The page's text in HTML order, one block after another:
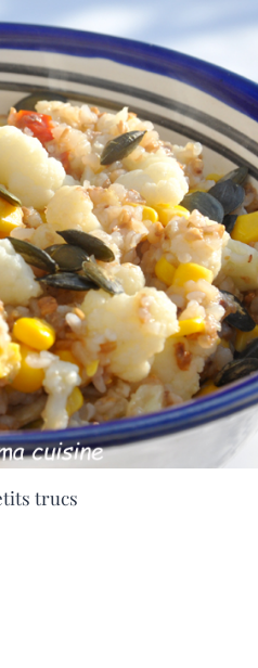
trucs